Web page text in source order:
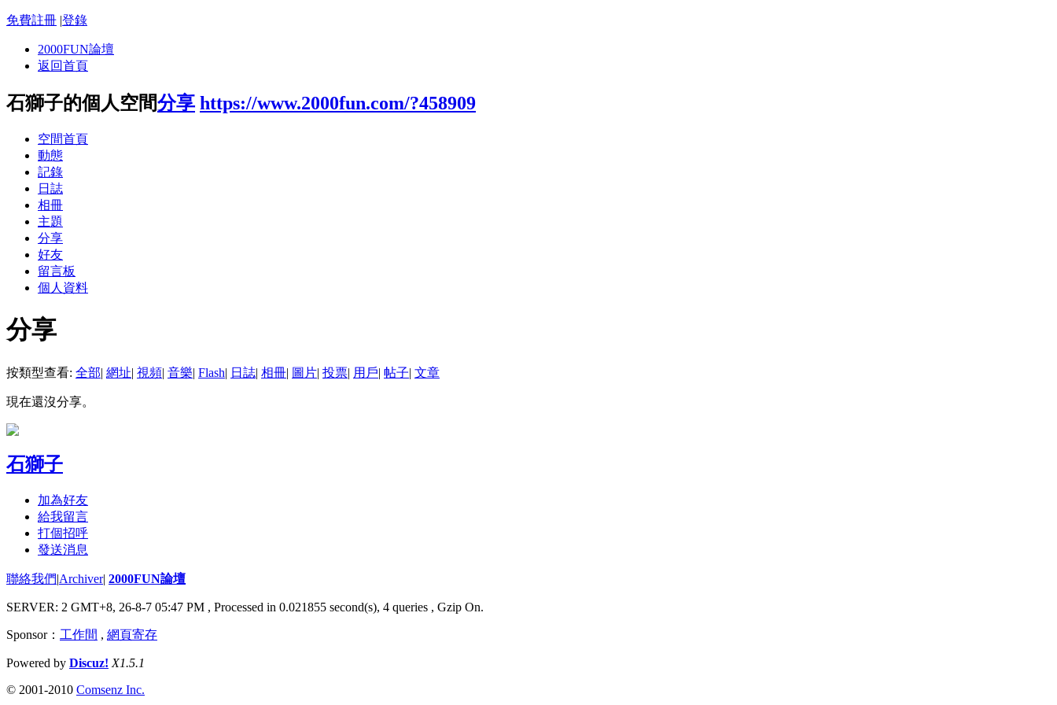
免費註冊 |登錄
2000FUN論壇
返回首頁
石獅子的個人空間分享 https://www.2000fun.com/?458909
空間首頁
動態
記錄
日誌
相冊
主題
分享
好友
留言板
個人資料
分享
按類型查看: 全部| 網址| 視頻| 音樂| Flash| 日誌| 相冊| 圖片| 投票| 用戶| 帖子| 文章
現在還沒分享。
石獅子
加為好友
給我留言
打個招呼
發送消息
聯絡我們|Archiver| 2000FUN論壇
SERVER: 2 GMT+8, 26-8-7 05:47 PM , Processed in 0.021855 second(s), 4 queries , Gzip On.
Sponsor： 工作間 , 網頁寄存
Powered by Discuz! X1.5.1
© 2001-2010 Comsenz Inc.